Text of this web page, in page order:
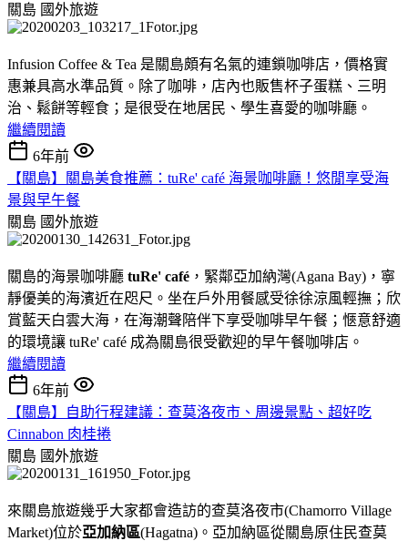
關島 國外旅遊
Infusion Coffee & Tea 是關島頗有名氣的連鎖咖啡店，價格實
惠兼具高水準品質。除了咖啡，店內也販售杯子蛋糕、三明
治、鬆餅等輕食；是很受在地居民、學生喜愛的咖啡廳。
繼續閱讀
6年前
【關島】關島美食推薦：tuRe' café 海景咖啡廳！悠閒享受海
景與早午餐
關島 國外旅遊
關島的海景咖啡廳 tuRe' café ，緊鄰亞加納灣(Agana Bay)，寧
靜優美的海濱近在咫尺。坐在戶外用餐感受徐徐涼風輕撫；欣
賞藍天白雲大海，在海潮聲陪伴下享受咖啡早午餐；愜意舒適
的環境讓 tuRe' café 成為關島很受歡迎的早午餐咖啡店。
繼續閱讀
6年前
【關島】自助行程建議：查莫洛夜市、周邊景點、超好吃
Cinnabon 肉桂捲
關島 國外旅遊
來關島旅遊幾乎大家都會造訪的查莫洛夜市(Chamorro Village
Market)位於亞加納區(Hagatna)。亞加納區從關島原住民查莫